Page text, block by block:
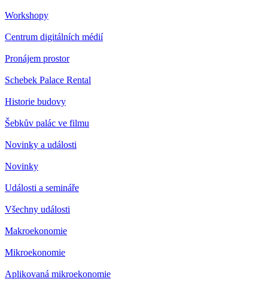
Workshopy
Centrum digitálních médií
Pronájem prostor
Schebek Palace Rental
Historie budovy
Šebkův palác ve filmu
Novinky a události
Novinky
Události a semináře
Všechny události
Makroekonomie
Mikroekonomie
Aplikovaná mikroekonomie